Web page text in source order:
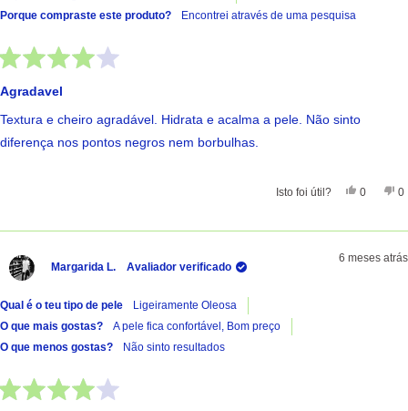
Porque compraste este produto?
Encontrei através de uma pesquisa
Agradavel
Textura e cheiro agradável. Hidrata e acalma a pele. Não sinto
diferença nos pontos negros nem borbulhas.
Isto foi útil? Sim,
0 0
Margarida L. Avaliador verificado
6 meses atrás
Qual é o teu tipo de pele
Ligeiramente Oleosa
O que mais gostas?
A pele fica confortável, Bom preço
O que menos gostas?
Não sinto resultados